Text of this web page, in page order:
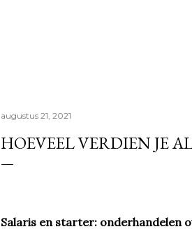
augustus 21, 2021
HOEVEEL VERDIEN JE
Salaris en starter: onderhandelen